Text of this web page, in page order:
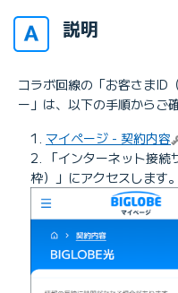
説明
コラボ回線の「お客さまID
ー」は、以下の手順からご
1. マイページ - 契約内容
2. 「インターネット接続
枠）」にアクセスします。